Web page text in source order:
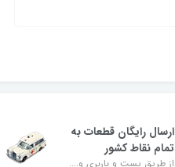
ارسال رایگان قطعات به
تمام نقاط کشور
از طریق پست و باربری و....